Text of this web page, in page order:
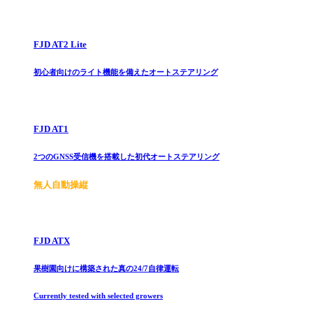
FJD AT2 Lite
初心者向けのライト機能を備えたオートステアリング
FJD AT1
2つのGNSS受信機を搭載した初代オートステアリング
無人自動操縦
FJD ATX
果樹園向けに構築された真の24/7自律運転
Currently tested with selected growers